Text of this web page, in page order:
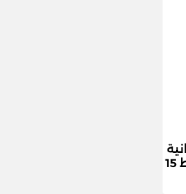
من باناسونيك 1500 واط 15